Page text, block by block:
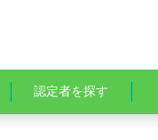
認定者を探す